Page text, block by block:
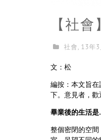
【社
社會, 13年
文：松
編按：本文旨
下。意見者，歡
畢業後的生活
整個密閉的空